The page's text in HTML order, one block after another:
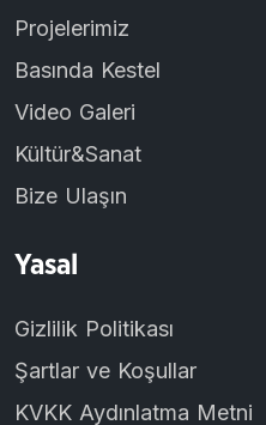
Projelerimiz
Basında Kestel
Video Galeri
Kültür&Sanat
Bize Ulaşın
Yasal
Gizlilik Politikası
Şartlar ve Koşullar
KVKK Aydınlatma Metni